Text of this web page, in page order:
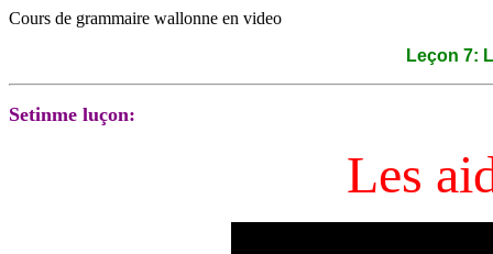
Cours de grammaire wallonne en video
Leçon 7:
Setinme luçon:
Les